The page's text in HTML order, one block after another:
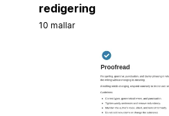
redigering
10 mallar